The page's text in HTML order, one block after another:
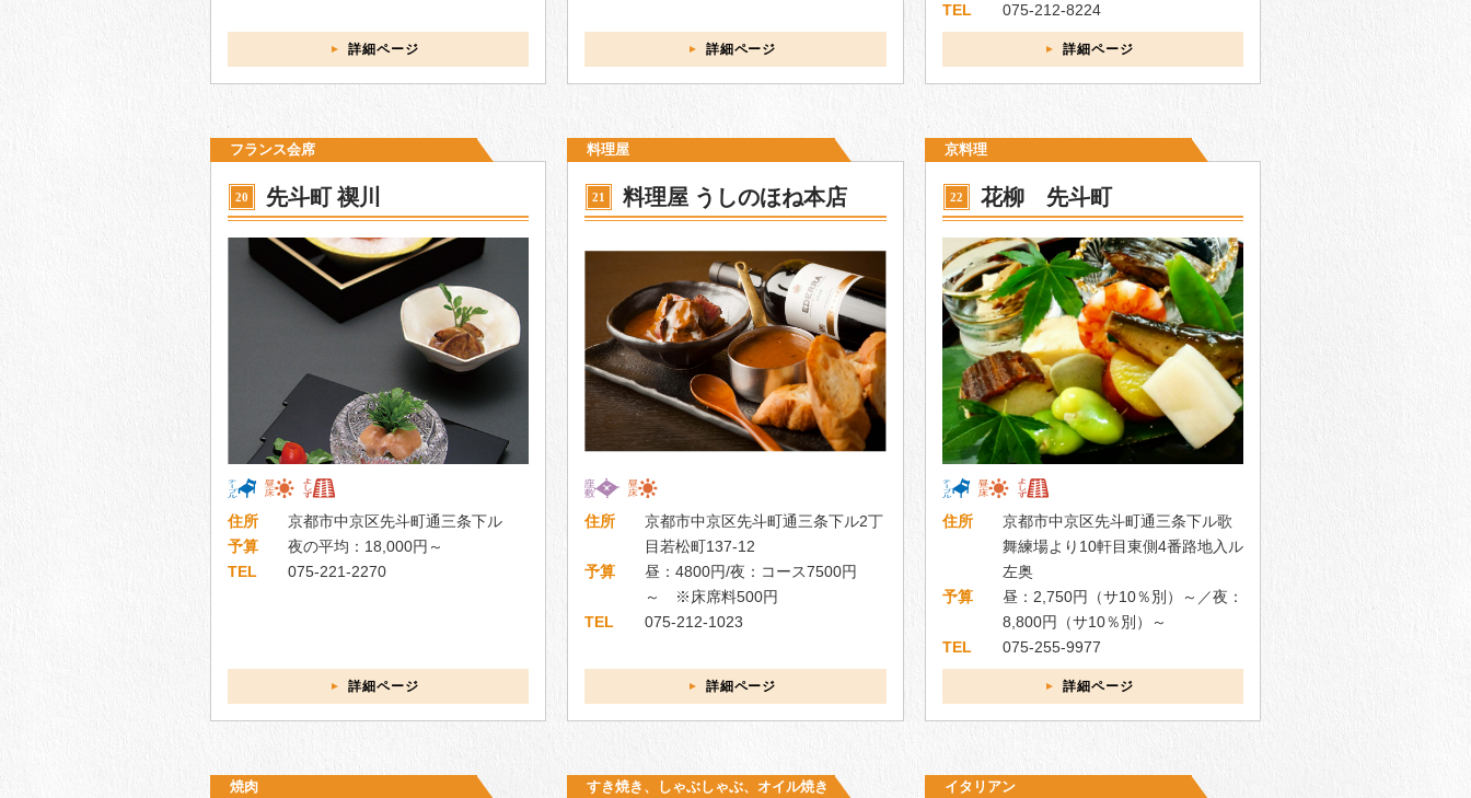
詳細ページ 詳細ページ
TEL
075-212-8224
詳細ページ
フランス会席
20 先斗町 禊川
住所
京都市中京区先斗町通三条下ル
予算
夜の平均：18,000円～
TEL
075-221-2270
詳細ページ
料理屋
21 料理屋 うしのほね本店
住所
京都市中京区先斗町通三条下ル2丁
目若松町137-12
予算
昼：4800円/夜：コース7500円
～ ※床席料500円
TEL
075-212-1023
詳細ページ
京料理
22 花柳 先斗町
住所
京都市中京区先斗町通三条下ル歌
舞練場より10軒目東側4番路地入ル
左奥
予算
昼：2,750円（サ10％別）～／夜：
8,800円（サ10％別）～
TEL
075-255-9977
詳細ページ
焼肉 すき焼き、しゃぶしゃぶ、オイル焼き イタリアン